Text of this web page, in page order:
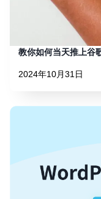
教你如何当天推上谷
2024年10月31日